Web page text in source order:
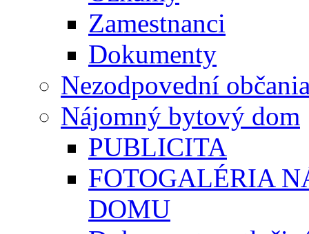
Zamestnanci
Dokumenty
Nezodpovední
Nájomný bytový dom
PUBLICITA
FOTOGALÉRIA
DOMU